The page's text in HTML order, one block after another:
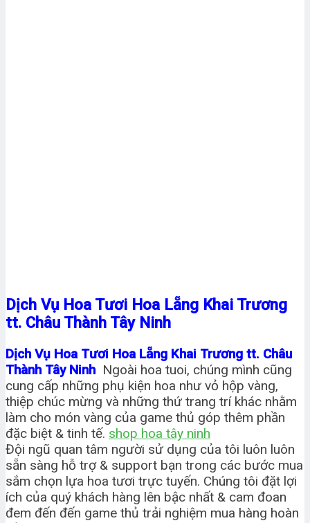
Dịch Vụ Hoa Tươi Hoa Lẵng Khai Trương
tt. Châu Thành Tây Ninh
Dịch Vụ Hoa Tươi Hoa Lẵng Khai Trương tt. Châu
Thành Tây Ninh Ngoài hoa tuoi, chúng mình cũng
cung cấp những phụ kiện hoa như vỏ hộp vàng,
thiệp chúc mừng và những thứ trang trí khác nhằm
làm cho món vàng của game thủ góp thêm phần
đặc biệt & tinh tế. shop hoa tây ninh
Đội ngũ quan tâm người sử dụng của tôi luôn luôn
sẵn sàng hỗ trợ & support bạn trong các bước mua
sắm chọn lựa hoa tươi trực tuyến. Chúng tôi đặt lợi
ích của quý khách hàng lên bậc nhất & cam đoan
đem đến đến game thủ trải nghiệm mua hàng hoàn